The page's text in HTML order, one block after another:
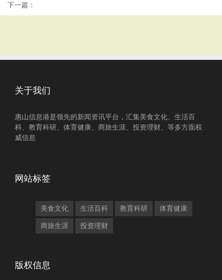
下一篇：
关于我们
惠山信息港是领先的新闻资讯平台，汇集美食文化、生活百
科、教育科研、体育健康、商旅生涯、投资理财、等多方面权
威信息
网站标签
美食文化 生活百科 教育科研 体育健康
商旅生涯 投资理财
版权信息